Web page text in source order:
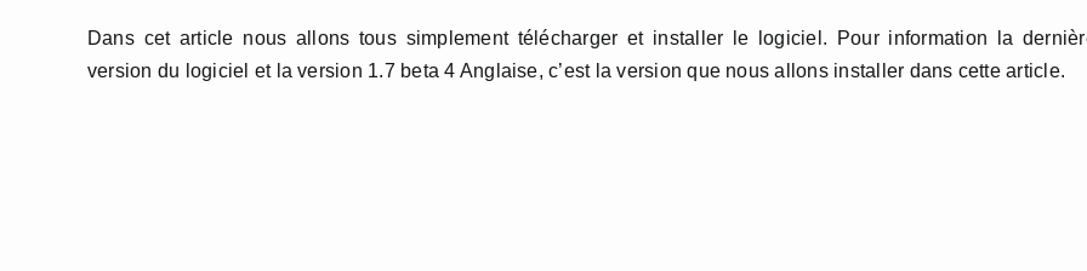
Dans cet article nous allons tous simplement télécharger et installer le logiciel. Pour information la
version du logiciel et la version 1.7 beta 4 Anglaise, c’est la version que nous allons installer dans cette article.